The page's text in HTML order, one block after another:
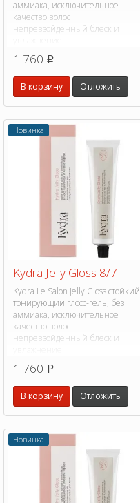
аммиака, исключительное
качество волос
непревзойденный блеск и
1 760 p
В корзину Отложить
Новинка
Kydra Jelly Gloss 8/7
Kydra Le Salon Jelly Gloss стойкий
тонирующий глосс-гель, без
аммиака, исключительное
качество волос
непревзойденный блеск и
1 760 p
В корзину Отложить
Новинка